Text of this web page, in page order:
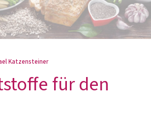
Katzensteiner
für den